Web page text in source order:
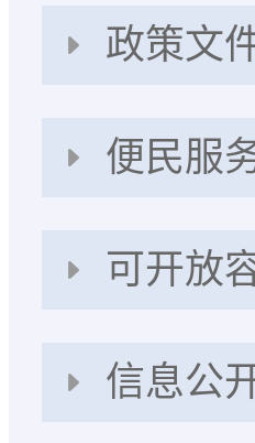
政策文
便民服
可开放